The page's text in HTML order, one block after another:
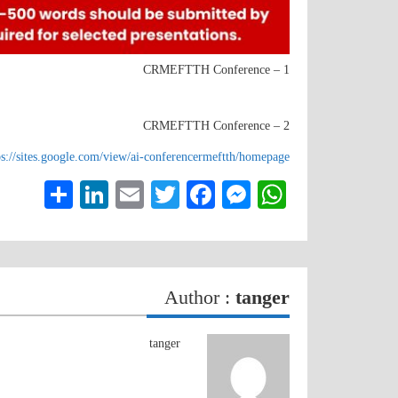
CRMEFTTH Conference – 1
CRMEFTTH Conference – 2
sites.google.com/view/ai-conferencermeftth/homepage
WhatsApp
Messenger
Facebook
Twitter
Email
Author : tanger
tanger